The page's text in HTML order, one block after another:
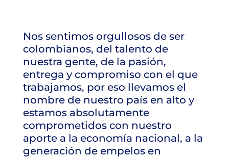
Nos sentimos orgullosos de ser
colombianos, del talento de
nuestra gente, de la pasión,
entrega y compromiso con el que
trabajamos, por eso llevamos el
nombre de nuestro país en alto y
estamos absolutamente
comprometidos con nuestro
aporte a la economía nacional, a la
generación de empelos en